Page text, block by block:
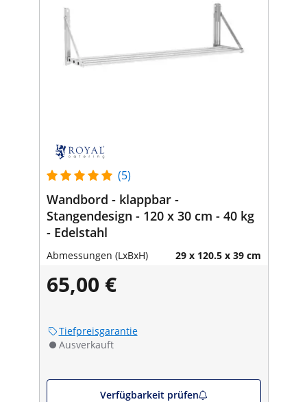
(5)
Wandbord - klappbar -
Stangendesign - 120 x 30 cm - 40 kg
- Edelstahl
Abmessungen (LxBxH) 29 x 120.5 x 39 cm
65,00 €
Tiefpreisgarantie
Ausverkauft
Verfügbarkeit prüfen